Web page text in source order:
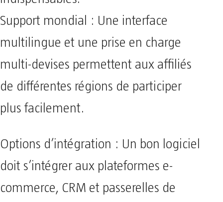
Support mondial : Une interface
multilingue et une prise en charge
multi-devises permettent aux affiliés
de différentes régions de participer
plus facilement.
Options d’intégration : Un bon logiciel
doit s’intégrer aux plateformes e-
commerce, CRM et passerelles de